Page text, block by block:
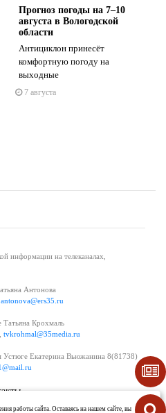
Прогноз погоды на 7–10
августа в Вологодской
области
Антициклон принесёт
комфортную погоду на
выходные
7 августа
информации на телеканалах,
Антонова
antonova@ers35.ru
Татьяна Крохмаль
tvkrohmal@35media.ru
Устюге Екатерина Вьюжанина 8(81738)
и защиты персональных данных
работы сайта. Оставаясь на нашем сайте, вы